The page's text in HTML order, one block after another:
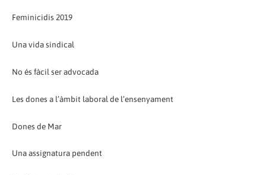
Feminicidis 2019
Una vida sindical
No és fàcil ser advocada
Les dones a l’àmbit laboral de l’ensenyament
Dones de Mar
Una assignatura pendent